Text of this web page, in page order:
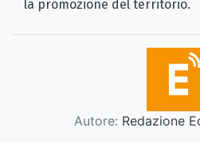
la promozione del territorio.
Autore: Redazione